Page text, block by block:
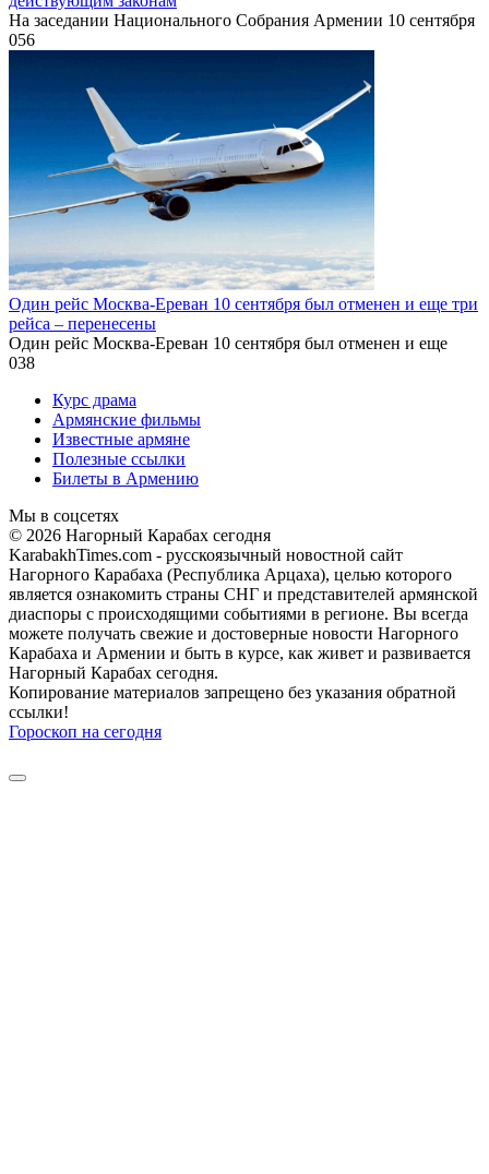
На заседании Национального Собрания Армении 10 сентября
056
Один рейс Москва-Ереван 10 сентября был отменен и еще три
рейса – перенесены
Один рейс Москва-Ереван 10 сентября был отменен и еще
038
Курс драма
Армянские фильмы
Известные армяне
Полезные ссылки
Билеты в Армению
Мы в соцсетях
© 2026 Нагорный Карабах сегодня
KarabakhTimes.com - русскоязычный новостной сайт
Нагорного Карабаха (Республика Арцаха), целью которого
является ознакомить страны СНГ и представителей армянской
диаспоры с происходящими событиями в регионе. Вы всегда
можете получать свежие и достоверные новости Нагорного
Карабаха и Армении и быть в курсе, как живет и развивается
Нагорный Карабах сегодня.
Копирование материалов запрещено без указания обратной
ссылки!
Гороскоп на сегодня